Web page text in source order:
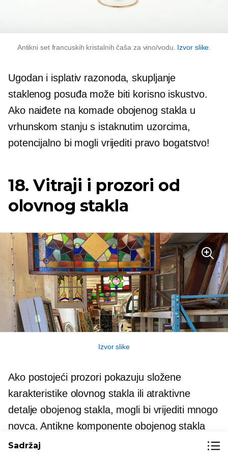
Antikni set francuskih kristalnih čaša za vino/vodu. Izvor slike
Ugodan i isplativ razonoda, skupljanje
staklenog posuđa može biti korisno iskustvo.
Ako naiđete na komade obojenog stakla u
vrhunskom stanju s istaknutim uzorcima,
potencijalno bi mogli vrijediti pravo bogatstvo!
18. Vitraji i prozori od
olovnog stakla
Izvor slike
Ako postojeći prozori pokazuju složene
karakteristike olovnog stakla ili atraktivne
detalje obojenog stakla, mogli bi vrijediti mnogo
novca. Antikne komponente obojenog stakla
mogu varirati od zamršenih do jednostavnih, ali
Sadržaj